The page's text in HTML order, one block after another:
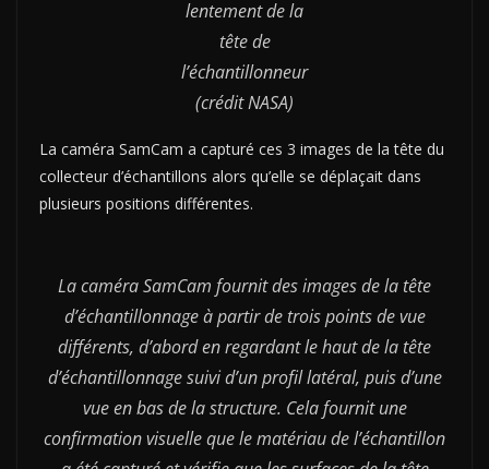
lentement de la
tête de
l’échantillonneur
(crédit NASA)
La caméra SamCam a capturé ces 3 images de la tête du
collecteur d’échantillons alors qu’elle se déplaçait dans
plusieurs positions différentes.
La caméra SamCam fournit des images de la tête
d’échantillonnage à partir de trois points de vue
différents, d’abord en regardant le haut de la tête
d’échantillonnage suivi d’un profil latéral, puis d’une
vue en bas de la structure. Cela fournit une
confirmation visuelle que le matériau de l’échantillon